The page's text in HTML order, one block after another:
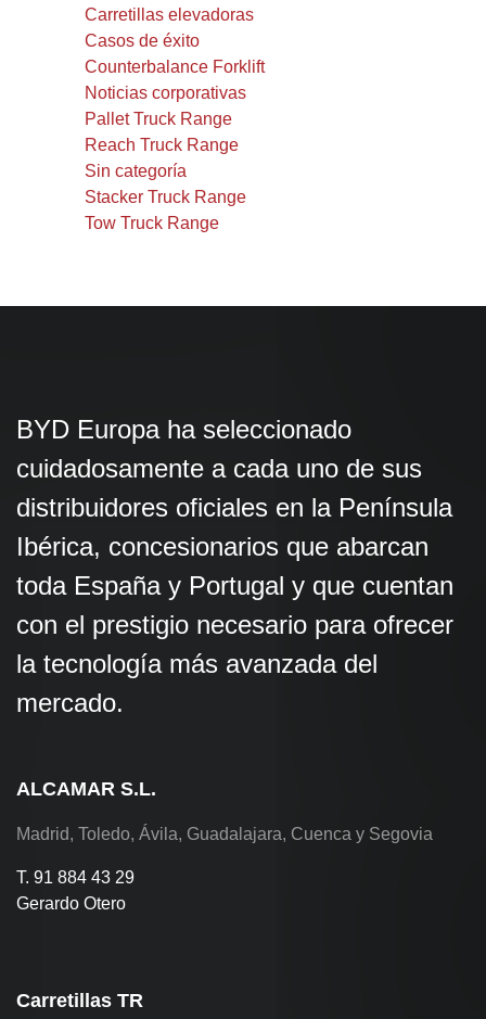
Carretillas elevadoras
Casos de éxito
Counterbalance Forklift
Noticias corporativas
Pallet Truck Range
Reach Truck Range
Sin categoría
Stacker Truck Range
Tow Truck Range
BYD Europa ha seleccionado
cuidadosamente a cada uno de sus
distribuidores oficiales en la Península
Ibérica, concesionarios que abarcan
toda España y Portugal y que cuentan
con el prestigio necesario para ofrecer
la tecnología más avanzada del
mercado.
ALCAMAR S.L.
Madrid, Toledo, Ávila, Guadalajara, Cuenca y Segovia
T. 91 884 43 29
Gerardo Otero
Carretillas TR